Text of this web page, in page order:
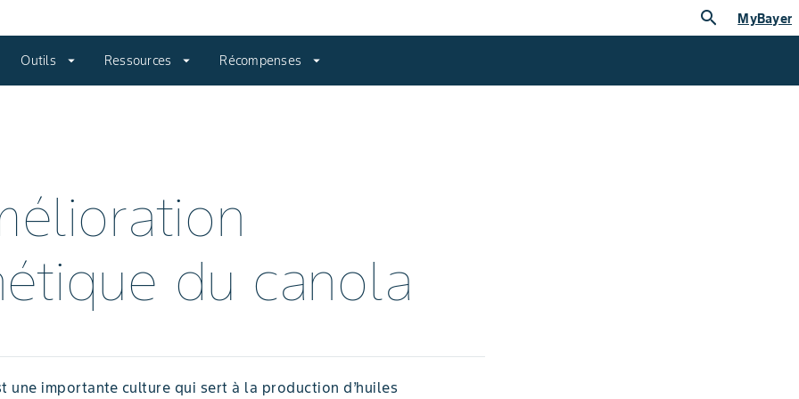
search MyBayer
Outils arrow_drop_down Ressources arrow_drop_down Récompenses arrow_drop_down
du canola
une importante culture qui sert à la production d’huiles